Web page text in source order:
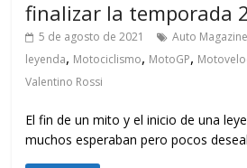
finalizar la temporada
5 de agosto de 2021 Auto Magazine
leyenda, Motociclismo, MotoGP,
Valentino Rossi
El fin de un mito y el inicio de una
muchos esperaban pero pocos